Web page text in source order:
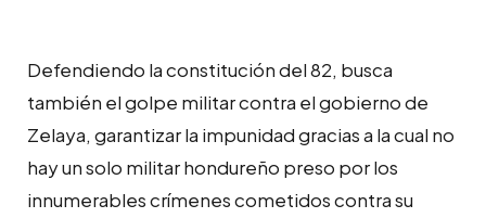
Defendiendo la constitución del 82, busca
también el golpe militar contra el gobierno de
Zelaya, garantizar la impunidad gracias a la cual no
hay un solo militar hondureño preso por los
innumerables crímenes cometidos contra su